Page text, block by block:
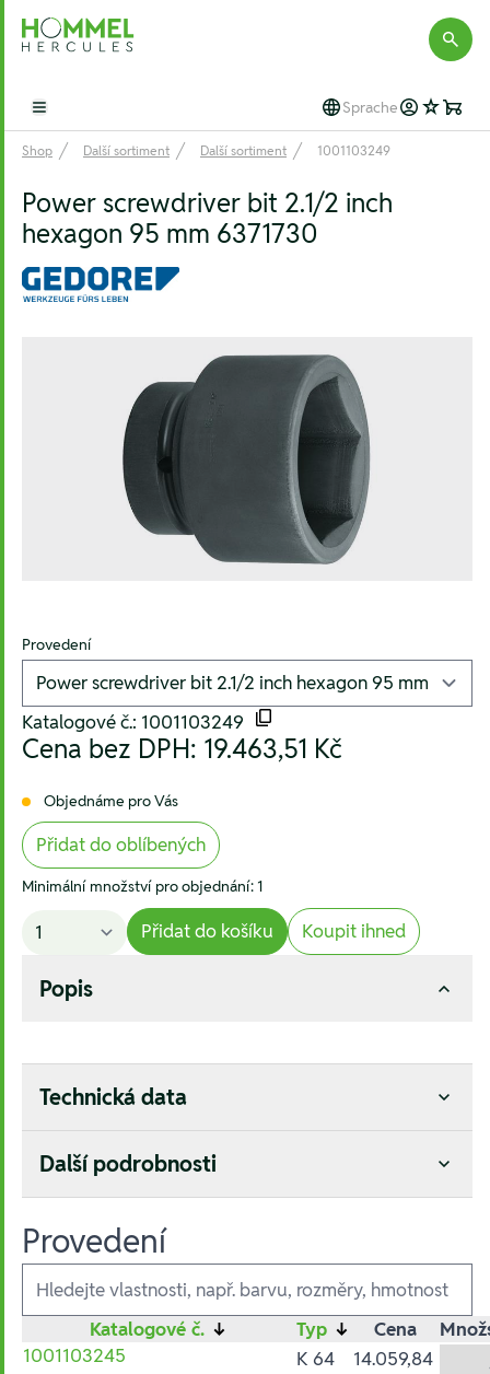
Hommel Hercules
Open main menu Sprache
Shop Další sortiment Další sortiment 1001103249
Power screwdriver bit 2.1/2 inch
hexagon 95 mm 6371730
Provedení
Katalogové č.: 1001103249
Cena bez DPH: 19.463,51 Kč
Objednáme pro Vás
Přidat do oblíbených
Minimální množství pro objednání: 1
Přidat do košíku Koupit ihned
Popis
Technická data
Další podrobnosti
Provedení
Ausführungen
Katalogové č. ↓ Typ ↓ Cena
1001103245
K 64
14.059,84